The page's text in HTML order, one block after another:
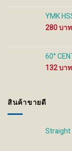
YMK
280
60°
132
สินค้าขายดี
Straight